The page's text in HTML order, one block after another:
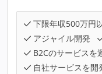
下限年収500万円
アジャイル開発
B2Cのサービスを
自社サービスを開